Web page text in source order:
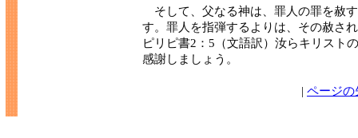
そして、父なる神は、罪人の罪を赦
す。罪人を指弾するよりは、その赦さ
ピリピ書2：5（文語訳）汝らキリスト
感謝しましょう。
| ページの